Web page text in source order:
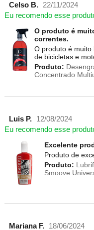
Celso B. 22/11/2024
Eu recomendo esse
O produto é
correntes.
O produto é
de bicicletas e
Produto:
Concentrado
Luis P.
12/08/2024
Eu recomendo esse
Excelente
Produto de
Produto:
Smoove
Mariana F. 18/06/2024